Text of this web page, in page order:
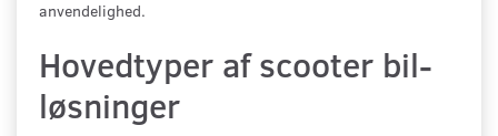
anvendelighed.
Hovedtyper af scooter bil-
løsninger